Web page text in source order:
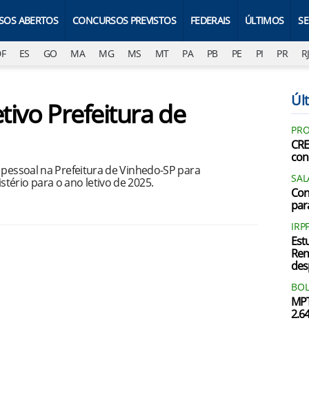
ABERTOS CONCURSOS PREVISTOS FEDERAIS ÚLTIMOS
ES GO MA MG MS MT PA PB PE PI PR RJ
Prefeitura de
na Prefeitura de Vinhedo-SP para
para o ano letivo de 2025.